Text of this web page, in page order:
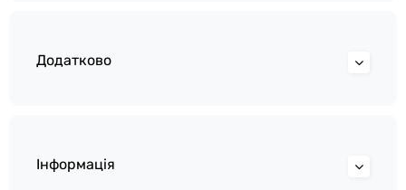
Додатково
Інформація